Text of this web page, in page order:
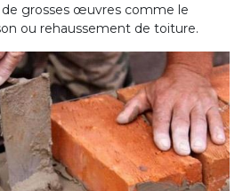
de grosses œuvres comme le
ou rehaussement de toiture.